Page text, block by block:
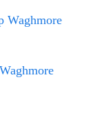
Waghmore